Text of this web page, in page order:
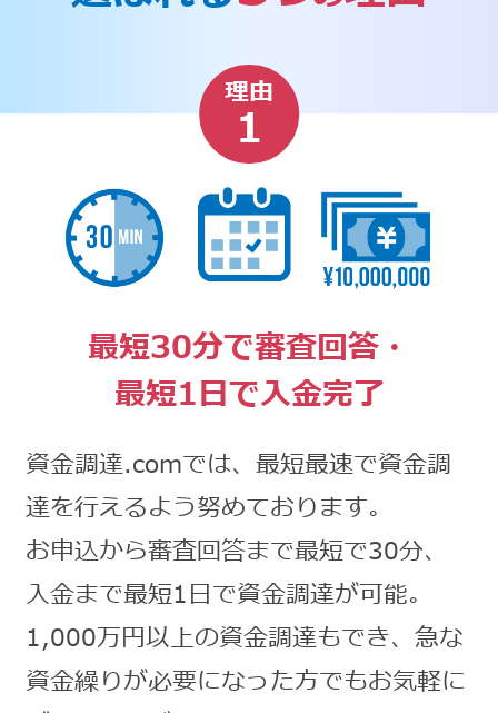
理由
1
最短30分で審査回答・
最短1日で入金完了
資金調達.comでは、最短最速で資金調
達を行えるよう努めております。
お申込から審査回答まで最短で30分、
入金まで最短1日で資金調達が可能。
1,000万円以上の資金調達もでき、急な
資金繰りが必要になった方でもお気軽に